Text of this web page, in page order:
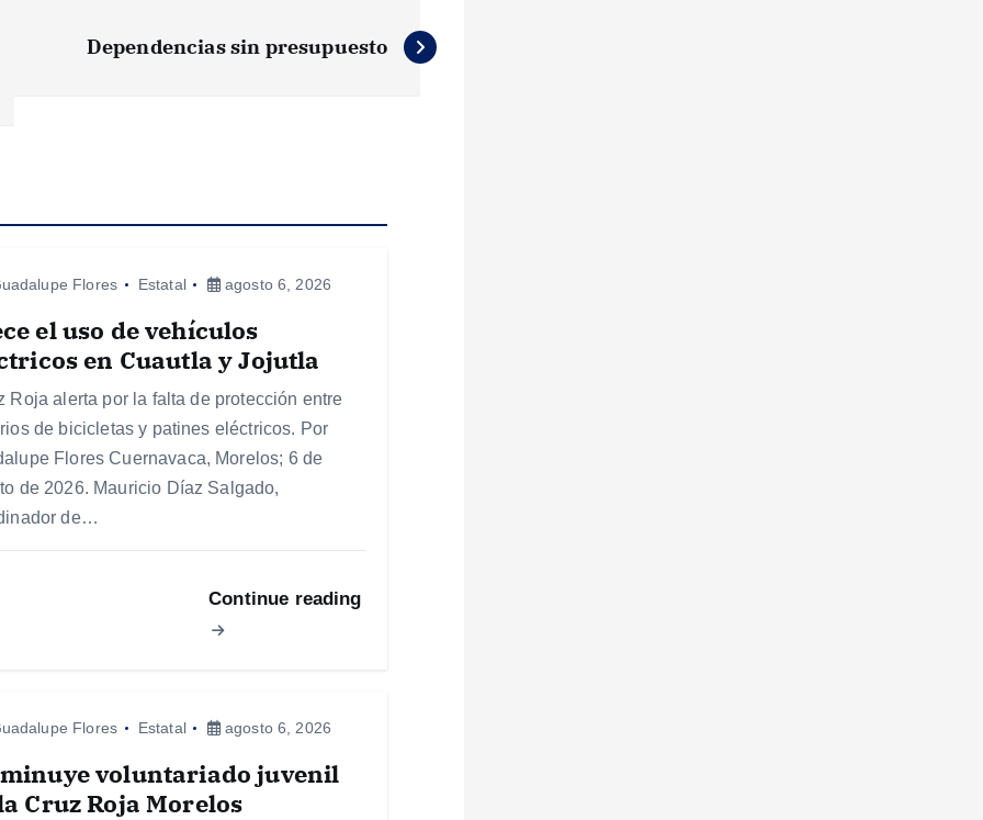
Dependencias sin presupuesto
Flores Estatal agosto 6, 2026
el uso de vehículos
en Cuautla y Jojutla
Roja alerta por la falta de protección entre
de bicicletas y patines eléctricos. Por
Flores Cuernavaca, Morelos; 6 de
de 2026. Mauricio Díaz Salgado,
de…
Continue reading
Flores Estatal agosto 6, 2026
voluntariado juvenil
Cruz Roja Morelos